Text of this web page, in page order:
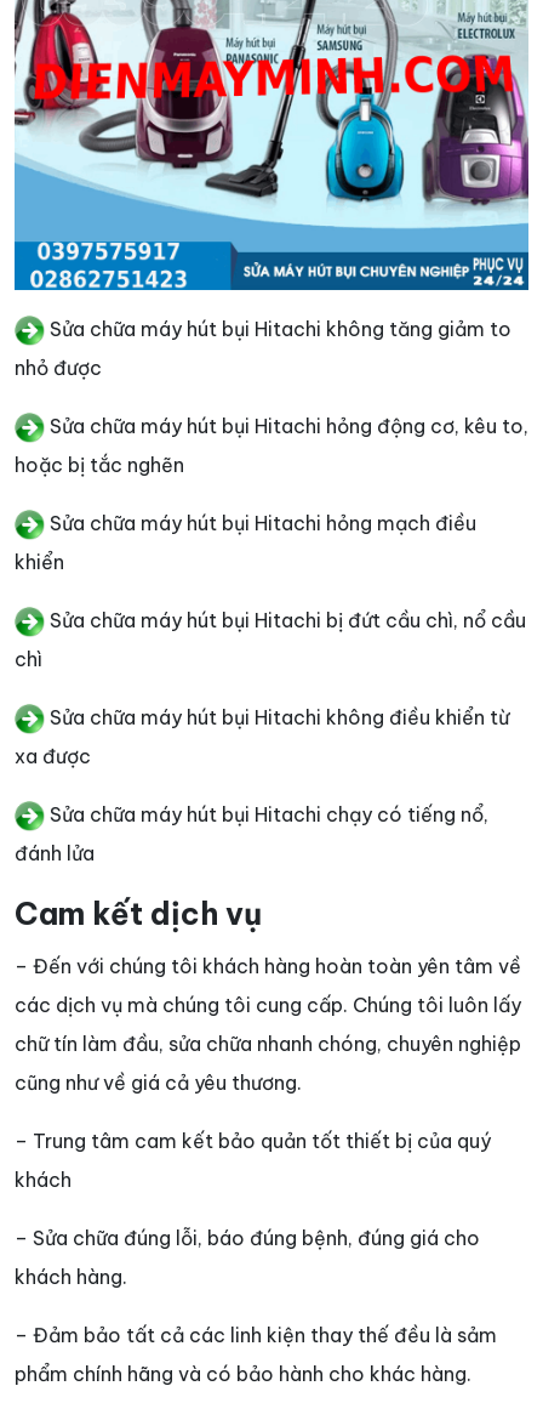
Sửa chữa máy hút bụi Hitachi không tăng giảm to
nhỏ được
Sửa chữa máy hút bụi Hitachi hỏng động cơ, kêu to,
hoặc bị tắc nghẽn
Sửa chữa máy hút bụi Hitachi hỏng mạch điều
khiển
Sửa chữa máy hút bụi Hitachi bị đứt cầu chì, nổ cầu
chì
Sửa chữa máy hút bụi Hitachi không điều khiển từ
xa được
Sửa chữa máy hút bụi Hitachi chạy có tiếng nổ,
đánh lửa
Cam kết dịch vụ
– Đến với chúng tôi khách hàng hoàn toàn yên tâm về
các dịch vụ mà chúng tôi cung cấp. Chúng tôi luôn lấy
chữ tín làm đầu, sửa chữa nhanh chóng, chuyên nghiệp
cũng như về giá cả yêu thương.
– Trung tâm cam kết bảo quản tốt thiết bị của quý
khách
– Sửa chữa đúng lỗi, báo đúng bệnh, đúng giá cho
khách hàng.
– Đảm bảo tất cả các linh kiện thay thế đều là sảm
phẩm chính hãng và có bảo hành cho khác hàng.